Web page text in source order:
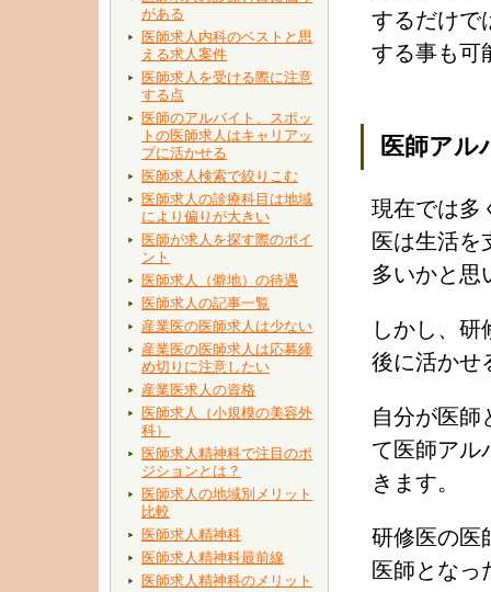
がある
医師求人内科のベストと思
える求人案件
医師求人を受ける際に注意
する点
医師のアルバイト、スポッ
トの医師求人はキャリアッ
プに活かせる
医師求人検索で絞りこむ
医師求人の診療科目は地域
により偏りが大きい
医師が求人を探す際のポイ
ント
医師求人（僻地）の待遇
医師求人の記事一覧
産業医の医師求人は少ない
産業医の医師求人は応募締
め切りに注意したい
産業医求人の資格
医師求人（小規模の美容外
科）
医師求人精神科で注目のポ
ジションとは？
医師求人の地域別メリット
比較
医師求人精神科
医師求人精神科最前線
医師求人精神科のメリット
するだけで
する事も可
医師アル
現在では多
医は生活を
多いかと思
しかし、
後に活かせ
自分が医師
て医師アル
きます。
研修医の医
医師となっ